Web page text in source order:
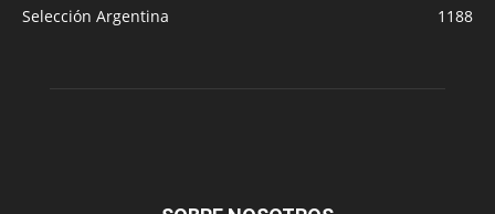
Selección Argentina
1188